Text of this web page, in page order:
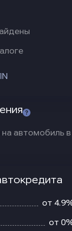
автомобиль в
от
от